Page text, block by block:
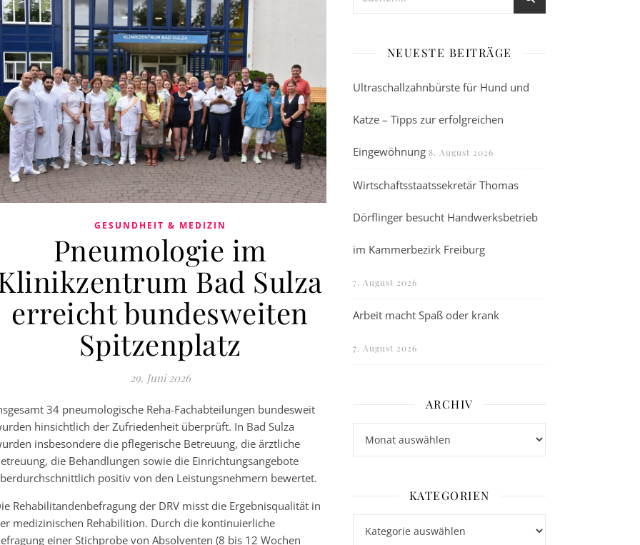
GESUNDHEIT & MEDIZIN
Pneumologie im
Bad Sulza
erreicht bundesweiten
Spitzenplatz
29. Juni 2026
34 pneumologische Reha-Fachabteilungen bundesweit
hinsichtlich der Zufriedenheit überprüft. In Bad Sulza
insbesondere die pflegerische Betreuung, die ärztliche
die Behandlungen sowie die Einrichtungsangebote
positiv von den Leistungsnehmern bewertet.
Rehabilitandenbefragung der DRV misst die Ergebnisqualität in
medizinischen Rehabilition. Durch die kontinuierliche
einer Stichprobe von Absolventen (8 bis 12 Wochen
NEUESTE BEITRÄGE
Ultraschallzahnbürste für Hund und
Katze – Tipps zur erfolgreichen
Eingewöhnung 8. August 2026
Wirtschaftsstaatssekretär Thomas
Dörflinger besucht Handwerksbetrieb
im Kammerbezirk Freiburg
7. August 2026
Arbeit macht Spaß oder krank
7. August 2026
ARCHIV
KATEGORIEN